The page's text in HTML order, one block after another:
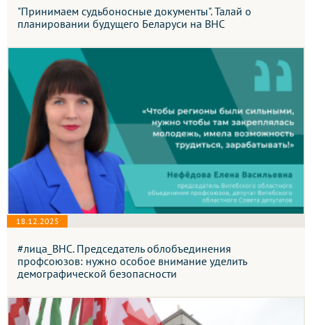
"Принимаем судьбоносные документы". Талай о
планировании будущего Беларуси на ВНС
18.12.2025
#лица_ВНС. Председатель облобъединения
профсоюзов: нужно особое внимание уделить
демографической безопасности